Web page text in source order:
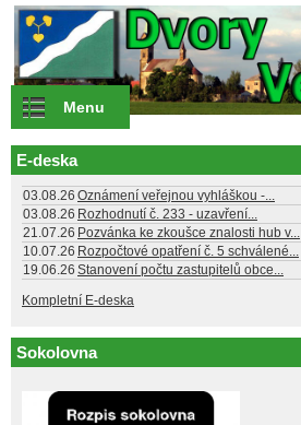
Přejít k hlavnímu obsahu
Menu
E-deska
03.08.26 Oznámení veřejnou vyhláškou -...
03.08.26 Rozhodnutí č. 233 - uzavření...
21.07.26 Pozvánka ke zkoušce znalosti hub v...
10.07.26 Rozpočtové opatření č. 5 schválené...
19.06.26 Stanovení počtu zastupitelů obce...
Kompletní E-deska
Sokolovna